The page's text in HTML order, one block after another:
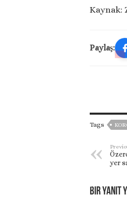
Kaynak:
Paylaş:
Tags
yer
Bir yanıt